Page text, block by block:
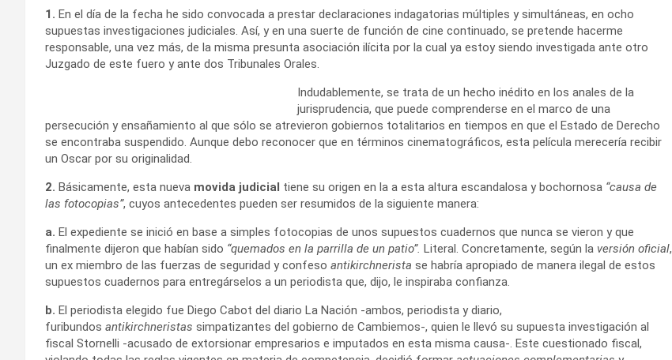
1. En el día de la fecha he sido convocada a prestar declaraciones indagatorias múltiples y simultáneas, en ocho
supuestas investigaciones judiciales. Así, y en una suerte de función de cine continuado, se pretende hacerme
responsable, una vez más, de la misma presunta asociación ilícita por la cual ya estoy siendo investigada ante otro
Juzgado de este fuero y ante dos Tribunales Orales.
Indudablemente, se trata de un hecho inédito en los anales de la
jurisprudencia, que puede comprenderse en el marco de una
persecución y ensañamiento al que sólo se atrevieron gobiernos totalitarios en tiempos en que el Estado de Derecho
se encontraba suspendido. Aunque debo reconocer que en términos cinematográficos, esta película merecería recibir
un Oscar por su originalidad.
2. Básicamente, esta nueva movida judicial tiene su origen en la a esta altura escandalosa y bochornosa “causa de
las fotocopias”, cuyos antecedentes pueden ser resumidos de la siguiente manera:
a. El expediente se inició en base a simples fotocopias de unos supuestos cuadernos que nunca se vieron y que
finalmente dijeron que habían sido “quemados en la parrilla de un patio”. Literal. Concretamente, según la versión oficial,
un ex miembro de las fuerzas de seguridad y confeso antikirchnerista se habría apropiado de manera ilegal de estos
supuestos cuadernos para entregárselos a un periodista que, dijo, le inspiraba confianza.
b. El periodista elegido fue Diego Cabot del diario La Nación -ambos, periodista y diario,
furibundos antikirchneristas simpatizantes del gobierno de Cambiemos-, quien le llevó su supuesta investigación al
fiscal Stornelli -acusado de extorsionar empresarios e imputados en esta misma causa-. Este cuestionado fiscal,